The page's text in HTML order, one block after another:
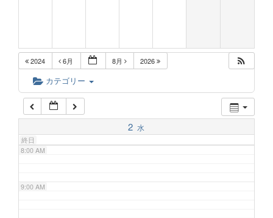
2024 6月 8月 2026
カテゴリー
2 水
終日
6:00 AM
7:00 AM
8:00 AM
9:00 AM